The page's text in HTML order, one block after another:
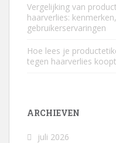
Vergelijking van
haarverlies:
gebruikerservaringen
Hoe lees je
tegen haarverlies
ARCHIEVEN
juli 2026